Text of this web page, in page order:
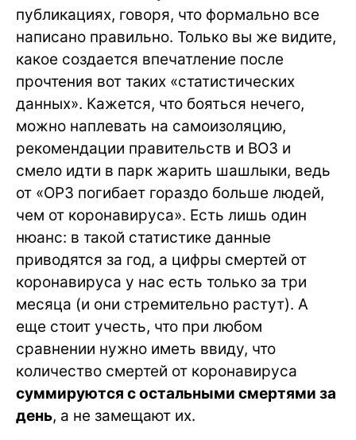
публикациях, говоря, что формально все
написано правильно. Только вы же видите,
какое создается впечатление после
прочтения вот таких «статистических
данных». Кажется, что бояться нечего,
можно наплевать на самоизоляцию,
рекомендации правительств и ВОЗ и
смело идти в парк жарить шашлыки, ведь
от «ОРЗ погибает гораздо больше людей,
чем от коронавируса». Есть лишь один
нюанс: в такой статистике данные
приводятся за год, а цифры смертей от
коронавируса у нас есть только за три
месяца (и они стремительно растут). А
еще стоит учесть, что при любом
сравнении нужно иметь ввиду, что
количество смертей от коронавируса
суммируются с остальными смертями за
день, а не замещают их.